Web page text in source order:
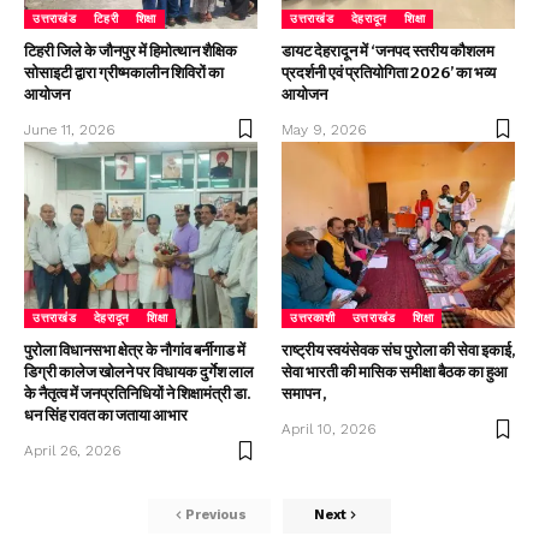
उत्तराखंड टिहरी शिक्षा
टिहरी जिले के जौनपुर में हिमोत्थान शैक्षिक
सोसाइटी द्वारा ग्रीष्मकालीन शिविरों का
आयोजन
June 11, 2026
उत्तराखंड देहरादून शिक्षा
डायट देहरादून में ‘जनपद स्तरीय कौशलम
प्रदर्शनी एवं प्रतियोगिता 2026’ का भव्य
आयोजन
May 9, 2026
उत्तराखंड देहरादून शिक्षा
पुरोला विधानसभा क्षेत्र के नौगांव बर्नीगाड में
डिग्री कालेज खोलने पर विधायक दुर्गेश लाल
के नैतृत्व में जनप्रतिनिधियों ने शिक्षामंत्री डा.
धन सिंह रावत का जताया आभार
April 26, 2026
उत्तरकाशी उत्तराखंड शिक्षा
राष्ट्रीय स्वयंसेवक संघ पुरोला की सेवा इकाई,
सेवा भारती की मासिक समीक्षा बैठक का हुआ
समापन ,
April 10, 2026
Previous Next